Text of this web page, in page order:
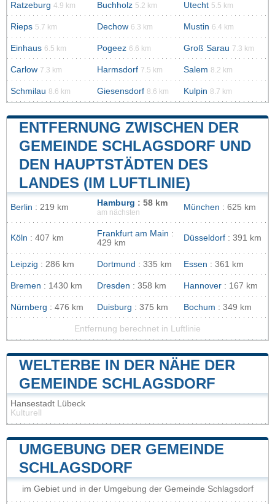
Ratzeburg 4.9 km Buchholz 5.2 km Utecht 5.5 km
Rieps 5.7 km Dechow 6.3 km Mustin 6.4 km
Einhaus 6.5 km Pogeez 6.6 km Groß Sarau 7.3 km
Carlow 7.3 km Harmsdorf 7.5 km Salem 8.2 km
Schmilau 8.6 km Giesensdorf 8.6 km Kulpin 8.7 km
ENTFERNUNG ZWISCHEN DER
GEMEINDE SCHLAGSDORF UND
DEN HAUPTSTÄDTEN DES
LANDES (IM LUFTLINIE)
Berlin : 219 km Hamburg : 58 km
am nächsten
München : 625 km
Köln : 407 km Frankfurt am Main :
429 km
Düsseldorf : 391 km
Leipzig : 286 km Dortmund : 335 km Essen : 361 km
Bremen : 1430 km Dresden : 358 km Hannover : 167 km
Nürnberg : 476 km Duisburg : 375 km Bochum : 349 km
Entfernung berechnet in Luftlinie
WELTERBE IN DER NÄHE DER
GEMEINDE SCHLAGSDORF
Hansestadt Lübeck
Kulturell
UMGEBUNG DER GEMEINDE
SCHLAGSDORF
im Gebiet und in der Umgebung der Gemeinde Schlagsdorf